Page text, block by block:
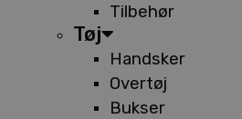
Tilbehør
Tøj
Handsker
Overtøj
Bukser